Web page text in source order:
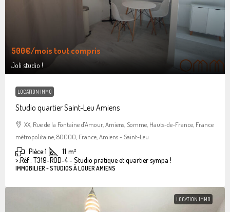
500€/mois tout compris
Joli studio !
LOCATION IMMO
Studio quartier Saint-Leu Amiens
XX, Rue de la Fontaine d'Amour, Amiens, Somme, Hauts-de-France, France
métropolitaine, 80000, France, Amiens - Saint-Leu
Pièce:1 11 m²
>:Réf : T319-ROD-4 - Studio pratique et quartier sympa !
IMMOBILIER - STUDIOS À LOUER AMIENS
LOCATION IMMO